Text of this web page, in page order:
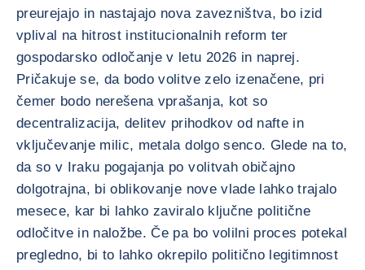
preurejajo in nastajajo nova zavezništva, bo izid
vplival na hitrost institucionalnih reform ter
gospodarsko odločanje v letu 2026 in naprej.
Pričakuje se, da bodo volitve zelo izenačene, pri
čemer bodo nerešena vprašanja, kot so
decentralizacija, delitev prihodkov od nafte in
vključevanje milic, metala dolgo senco. Glede na to,
da so v Iraku pogajanja po volitvah običajno
dolgotrajna, bi oblikovanje nove vlade lahko trajalo
mesece, kar bi lahko zaviralo ključne politične
odločitve in naložbe. Če pa bo volilni proces potekal
pregledno, bi to lahko okrepilo politično legitimnost